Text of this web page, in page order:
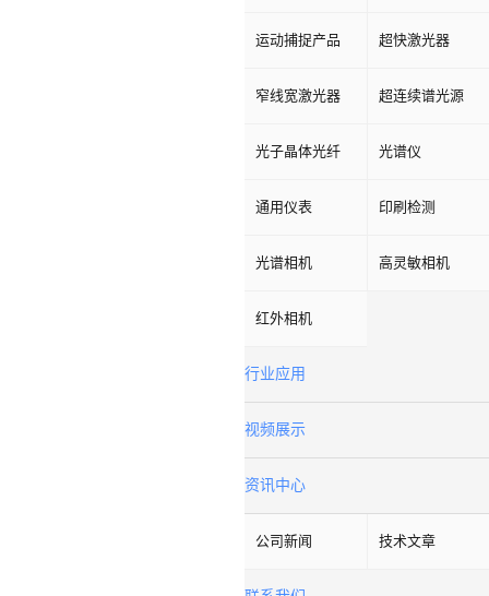
运动捕捉产品 超快激光器
窄线宽激光器 超连续谱光源
光子晶体光纤 光谱仪
通用仪表 印刷检测
光谱相机 高灵敏相机
红外相机
行业应用
视频展示
资讯中心
公司新闻 技术文章